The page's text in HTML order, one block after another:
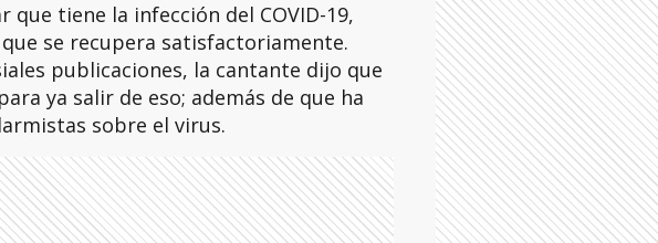
que tiene la infección del COVID-19,
se recupera satisfactoriamente.
publicaciones, la cantante dijo que
ya salir de eso; además de que ha
sobre el virus.